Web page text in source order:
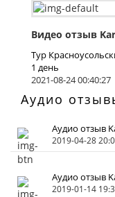
Видео отзыв
Тур
1 день
2021-08-24 00:40:27
Аудио
Аудио отзыв
2019-04-28
Аудио отзыв
2019-01-14